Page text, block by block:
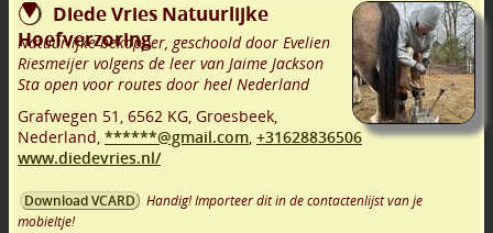
Diede Vries Natuurlijke
Hoefverzoring
Natuurlijke bekapper, geschoold door Evelien
Riesmeijer volgens de leer van Jaime Jackson
Sta open voor routes door heel Nederland
Grafwegen 51 , 6562 KG, Groesbeek,
Nederland, ******@gmail.com, +31628836506
www.diedevries.nl/
Download VCARD
Handig! Importeer dit in de contactenlijst van je
mobieltje!